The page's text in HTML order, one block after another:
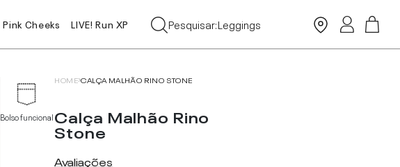
Pink Cheeks LIVE! Run XP
Pesquisar:Leggings
Bolso funcional
HOME CALÇA MALHÃO RINO STONE
Calça Malhão Rino
Stone
Avaliações